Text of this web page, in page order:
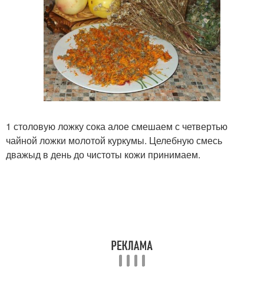
1 столовую ложку сока алое смешаем с четвертью
чайной ложки молотой куркумы. Целебную смесь
дважыд в день до чистоты кожи принимаем.